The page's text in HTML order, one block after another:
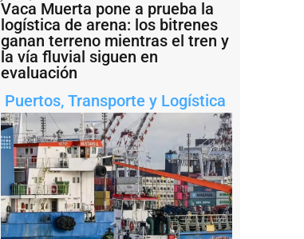
Vaca Muerta pone a prueba la
logística de arena: los bitrenes
ganan terreno mientras el tren y
la vía fluvial siguen en
evaluación
Puertos, Transporte y Logística